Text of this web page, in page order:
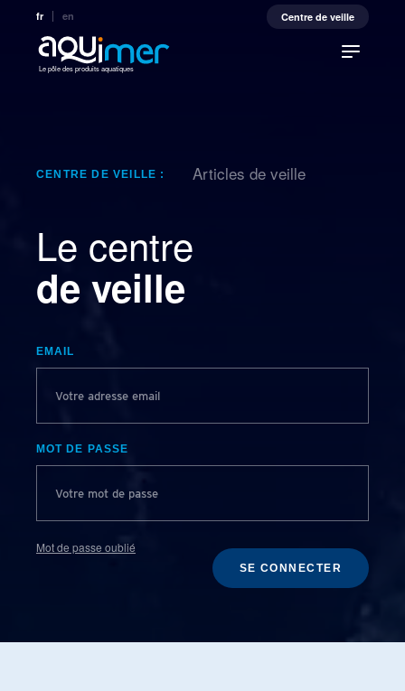
fr en Centre de veille
Le pôle des produits aquatiques
CENTRE DE VEILLE : Articles de veille
Le centre
de veille
EMAIL
MOT DE PASSE
Mot de passe oublié
SE CONNECTER